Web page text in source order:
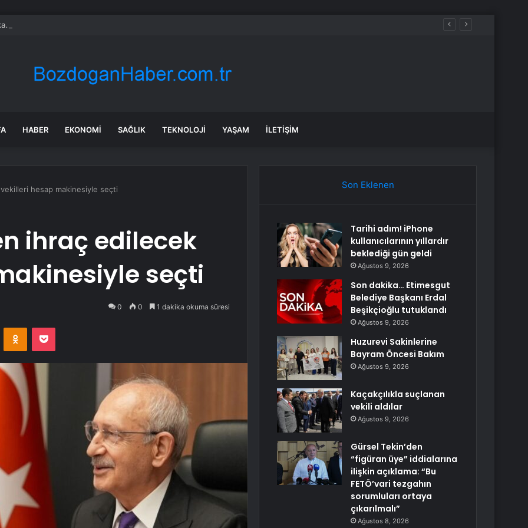
Etimesgut Belediye Başkanı Erdal Beşikçioğlu tutuklandı
HABER EKONOMI SAĞLIK TEKNOLOJI YAŞAM İLETIŞIM
hesap makinesiyle seçti
ihraç edilecek
seçti
0 0 1 dakika okuma süresi
Odnoklassniki
Pocket
Son Eklenen
Tarihi adım! iPhone
kullanıcılarının yıllardır
beklediği gün geldi
Ağustos 9, 2026
Son dakika… Etimesgut
Belediye Başkanı Erdal
Beşikçioğlu tutuklandı
Ağustos 9, 2026
Huzurevi Sakinlerine
Bayram Öncesi Bakım
Ağustos 9, 2026
Kaçakçılıkla suçlanan
vekili aldılar
Ağustos 9, 2026
Gürsel Tekin’den
“figüran üye” iddialarına
ilişkin açıklama: “Bu
FETÖ’vari tezgahın
sorumluları ortaya
çıkarılmalı”
Ağustos 8, 2026